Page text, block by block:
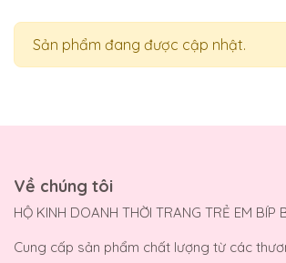
Sản phẩm đang được cập nhật.
Về chúng tôi
HỘ KINH DOANH THỜI TRANG TRẺ EM BÍP
Cung cấp sản phẩm chất lượng từ các